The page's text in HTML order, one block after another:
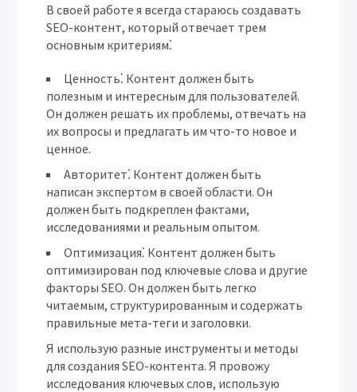
В своей работе я всегда стараюсь создавать
SEO-контент, который отвечает трем
основным критериям⁚
Ценность⁚ Контент должен быть
полезным и интересным для пользователей.
Он должен решать их проблемы, отвечать на
их вопросы и предлагать им что-то новое и
ценное.
Авторитет⁚ Контент должен быть
написан экспертом в своей области. Он
должен быть подкреплен фактами,
исследованиями и реальным опытом.
Оптимизация⁚ Контент должен быть
оптимизирован под ключевые слова и другие
факторы SEO. Он должен быть легко
читаемым, структурированным и содержать
правильные мета-теги и заголовки.
Я использую разные инструменты и методы
для создания SEO-контента. Я провожу
исследования ключевых слов, использую